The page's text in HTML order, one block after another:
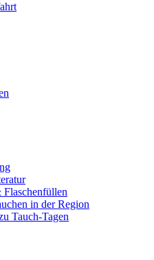
in der Region
Tauch-Tagen